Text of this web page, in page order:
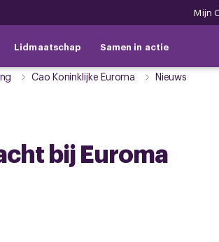
Mijn
Lidmaatschap Samen in actie
Cao Koninklijke Euroma Nieuws
bij Euroma